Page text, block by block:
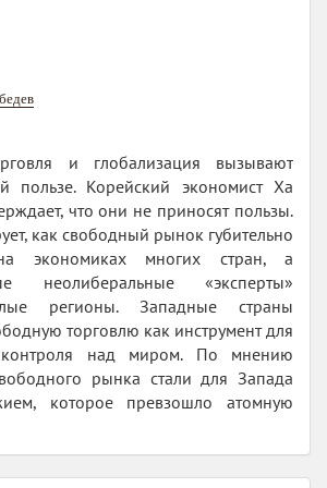
и глобализация вызывают
пользе. Корейский экономист Ха
что они не приносят пользы.
как свободный рынок губительно
на экономиках многих стран, а
неолиберальные «эксперты»
регионы. Западные страны
торговлю как инструмент для
контроля над миром. По мнению
рынка стали для Запада
которое превзошло атомную